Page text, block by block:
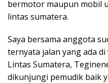
bermotor maupun mobil
lintas sumatera.
Saya bersama anggota
ternyata jalan yang ada di
Lintas Sumatera,
dikunjungi pemudik baik